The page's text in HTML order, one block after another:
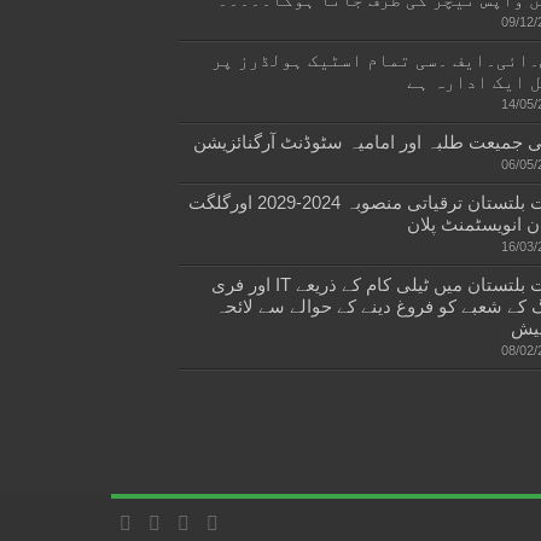
09/12/
۔سی تمام اسٹیک ہولڈرز پر
ایک ادارہ ہے
14/05/
جمیعت طلبہ اور امامیہ سٹوڈنٹ آرگنائزیشن
06/05/
گلگت بلتستان ترقیاتی منصوبہ 2024-2029 اورگلگت
انویسٹمنٹ پلان
16/03/
گلگت بلتستان میں ٹیلی کام کے ذریعے IT اور فری
کے شعبے کو فروغ دینے کے حوالے سے لائحہ
08/02/